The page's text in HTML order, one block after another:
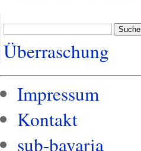
Suche
Überraschung
Impressum
Kontakt
sub-bavaria